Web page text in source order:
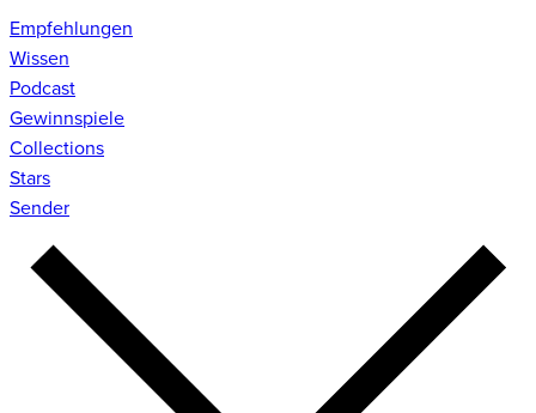
Empfehlungen
Wissen
Podcast
Gewinnspiele
Collections
Stars
Sender